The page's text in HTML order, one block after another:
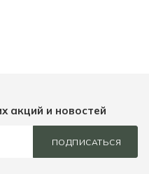
акций и новостей
ПОДПИСАТЬСЯ